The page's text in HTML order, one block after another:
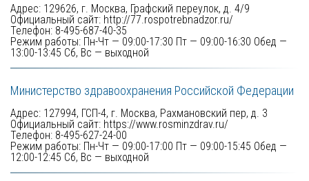
Адрес: 129626, г. Москва, Графский переулок, д. 4/9
Официальный сайт: http://77.rospotrebnadzor.ru/
Телефон: 8-495-687-40-35
Режим работы: Пн-Чт — 09:00-17:30 Пт — 09:00-16:30 Обед —
13:00-13:45 Сб, Вс — выходной
Министерство здравоохранения Российской Федерации
Адрес: 127994, ГСП-4, г. Москва, Рахмановский пер, д. 3
Официальный сайт: https://www.rosminzdrav.ru/
Телефон: 8-495-627-24-00
Режим работы: Пн-Чт — 09:00-17:00 Пт — 09:00-15:45 Обед —
12:00-12:45 Сб, Вс — выходной